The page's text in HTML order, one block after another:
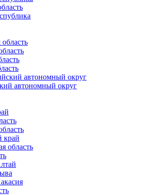
автономный округ
автономный округ
край
область